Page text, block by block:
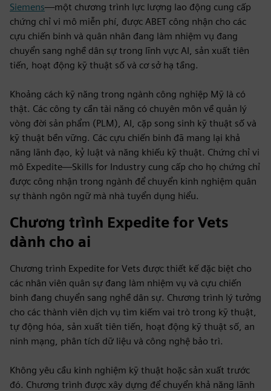
Siemens—một chương trình lực lượng lao động cung cấp
chứng chỉ vi mô miễn phí, được ABET công nhận cho các
cựu chiến binh và quân nhân đang làm nhiệm vụ đang
chuyển sang nghề dân sự trong lĩnh vực AI, sản xuất tiên
tiến, hoạt động kỹ thuật số và cơ sở hạ tầng.
Khoảng cách kỹ năng trong ngành công nghiệp Mỹ là có
thật. Các công ty cần tài năng có chuyên môn về quản lý
vòng đời sản phẩm (PLM), AI, cặp song sinh kỹ thuật số và
kỹ thuật bền vững. Các cựu chiến binh đã mang lại khả
năng lãnh đạo, kỷ luật và năng khiếu kỹ thuật. Chứng chỉ vi
mô Expedite—Skills for Industry cung cấp cho họ chứng chỉ
được công nhận trong ngành để chuyển kinh nghiệm quân
sự thành ngôn ngữ mà nhà tuyển dụng hiểu.
Chương trình Expedite for Vets
dành cho ai
Chương trình Expedite for Vets được thiết kế đặc biệt cho
các nhân viên quân sự đang làm nhiệm vụ và cựu chiến
binh đang chuyển sang nghề dân sự. Chương trình lý tưởng
cho các thành viên dịch vụ tìm kiếm vai trò trong kỹ thuật,
tự động hóa, sản xuất tiên tiến, hoạt động kỹ thuật số, an
ninh mạng, phân tích dữ liệu và công nghệ bảo trì.
Không yêu cầu kinh nghiệm kỹ thuật hoặc sản xuất trước
đó. Chương trình được xây dựng để chuyển khả năng lãnh